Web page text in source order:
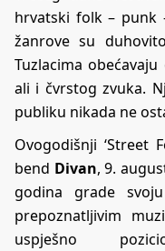
hrvatski folk – punk
žanrove su
Tuzlacima
ali i čvrstog zvuka.
publiku nikada ne
Ovogodišnji ‘Street
bend Divan, 9.
godina grade
prepoznatljivim
uspješno